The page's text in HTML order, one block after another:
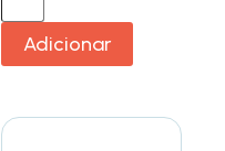
Adicionar